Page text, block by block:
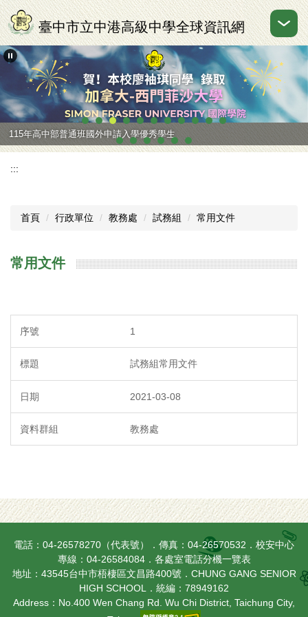
跳
到
主
要
區
臺中市立中港高級中學全球資訊網
115年高中部普通班國外申請入學優秀學生
:::
首頁 行政單位 教務處 試務組 常用文件
常用文件
1
試務組常用文件
2021-03-08
教務處
電話：04-26578270（代表號）．傳真：04-26570532．校安中心
專線：04-26584084． 各處室電話分機一覽表
地址：43545台中市梧棲區文昌路400號．CHUNG GANG SENIOR
HIGH SCHOOL．統編：78949162
Address：No.400 Wen Chang Rd. Wu Chi District, Taichung City,